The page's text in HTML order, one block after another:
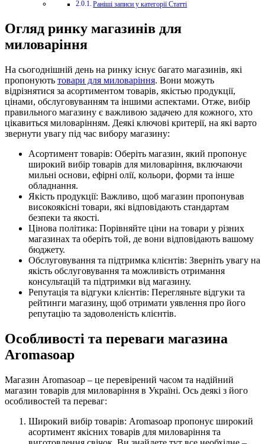
Раніші записи у категорії Статті
Огляд ринку магазинів для
миловаріння
На сьогоднішній день на ринку існує багато магазинів, які
пропонують товари для миловаріння. Вони можуть
відрізнятися за асортиментом товарів, якістью продукції,
цінами, обслуговуванням та іншими аспектами. Отже, вибір
правильного магазину є важливою задачею для кожного, хто
цікавиться миловарінням. Деякі ключові критерії, на які варто
звернути увагу під час вибору магазину:
Асортимент товарів: Оберіть магазин, який пропонує
широкий вибір товарів для миловаріння, включаючи
мильні основи, ефірні олії, кольори, форми та інше
обладнання.
Якість продукції: Важливо, щоб магазин пропонував
високоякісні товари, які відповідають стандартам
безпеки та якості.
Цінова політика: Порівняйте ціни на товари у різних
магазинах та оберіть той, де вони відповідають вашому
бюджету.
Обслуговування та підтримка клієнтів: Зверніть увагу на
якість обслуговування та можливість отримання
консультацій та підтримки від магазину.
Репутація та відгуки клієнтів: Перегляньте відгуки та
рейтинги магазину, щоб отримати уявлення про його
репутацію та задоволеність клієнтів.
Особливості та переваги магазина
Aromasoap
Магазин Aromasoap – це перевірений часом та надійний
магазин товарів для миловаріння в Україні. Ось деякі з його
особливостей та переваг:
Широкий вибір товарів: Aromasoap пропонує широкий
асортимент якісних товарів для миловаріння та